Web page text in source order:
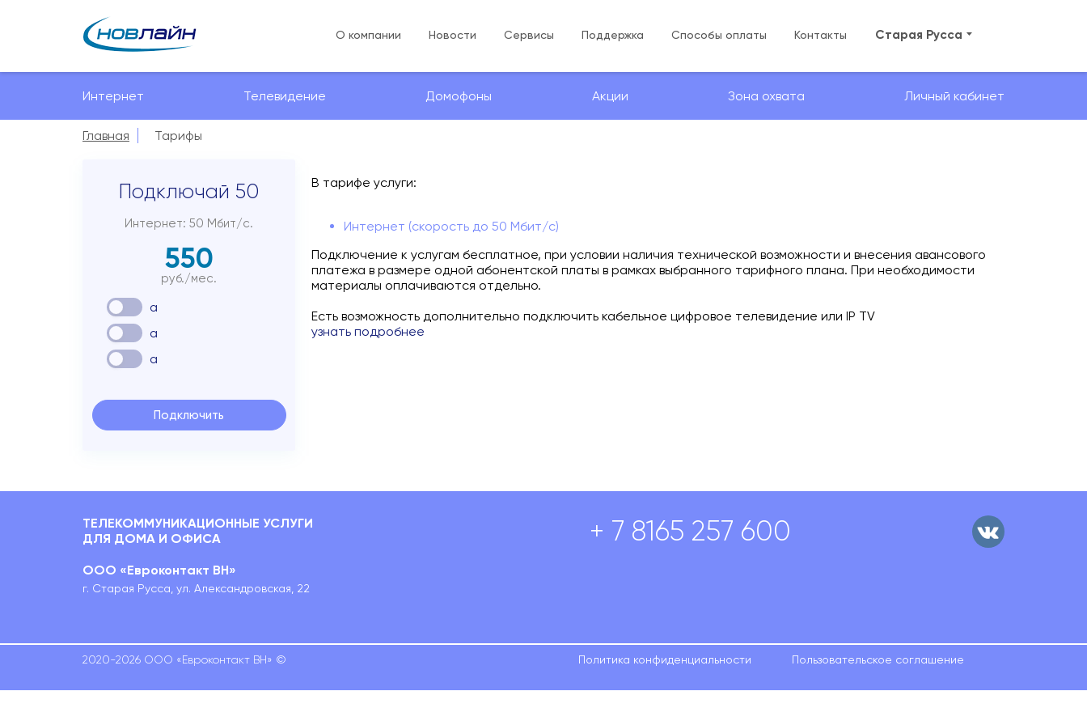
О компании Новости Сервисы Поддержка Способы оплаты Контакты Старая Русса
Интернет Телевидение Домофоны Акции Зона охвата Личный кабинет
Главная Тарифы
Подключай 50
Интернет: 50 Мбит/с.
550
руб./мес.
a
a
a
Подключить
В тарифе услуги:
Интернет (скорость до 50 Мбит/с)
Подключение к услугам бесплатное, при условии наличия технической возможности и внесения авансового
платежа в размере одной абонентской платы в рамках выбранного тарифного плана. При необходимости
материалы оплачиваются отдельно.
Есть возможность дополнительно подключить кабельное цифровое телевидение или IP TV
узнать подробнее
ТЕЛЕКОММУНИКАЦИОННЫЕ УСЛУГИ
ДЛЯ ДОМА И ОФИСА
ООО «Евроконтакт ВН»
г. Старая Русса, ул. Александровская, 22
+ 7 8165 257 600
2020-2026 ООО «Евроконтакт ВН» © Политика конфиденциальности Пользовательское соглашение